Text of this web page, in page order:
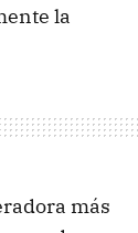
la
más